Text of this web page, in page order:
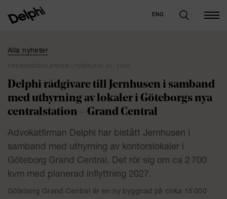
ENG
Alla nyheter
Delphi rådgivare till Jernhusen i samband
med uthyrning av lokaler i Göteborgs nya
centralstation – Grand Central
Advokatfirman Delphi har bistått Jernhusen i
samband med uthyrning av kontorslokaler i
Göteborg Grand Central. Det rör sig om ca 2 700
kvm med planerad inflyttning 2027.
Göteborg Grand Central är en ny byggnad på cirka 15 000